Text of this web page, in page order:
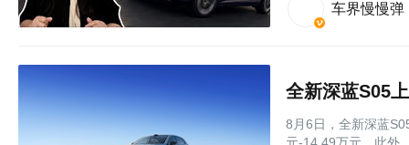
车界慢慢弹
全新深蓝S05
8月6日，全新深蓝